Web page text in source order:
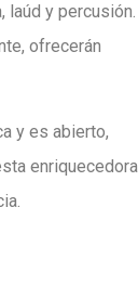
laúd y percusión.
ofrecerán
y es abierto,
enriquecedora